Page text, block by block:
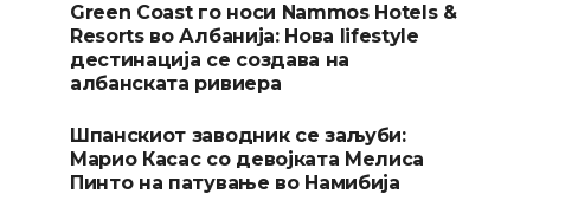
Green Coast го носи Nammos Hotels &
Resorts во Албанија: Нова lifestyle
дестинација се создава на
албанската ривиера
Шпанскиот заводник се заљуби:
Марио Касас со девојката Мелиса
Пинто на патување во Намибија